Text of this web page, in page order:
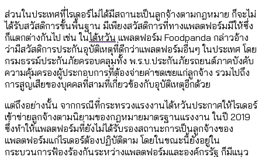
ส่วนในประเทศที่ไรเดอร์ไม่ได้มีสถานะเป็นลูกจ้างตามกฎหมาย ก็จะไม่
ได้รับสวัสดิการขั้นพื้นฐาน มีเพียงสวัสดิการที่ทางแพลตฟอร์มมีให้ซึ่ง
ก็แตกต่างกันไป เช่น ในไต้หวัน แพลตฟอร์ม Foodpanda กล่าวอ้าง
ว่ามีสวัสดิการประกันอุบัติเหตุที่ดีกว่าแพลตฟอร์มอื่นๆ ในประเทศ โดย
กรมธรรม์ประกันภัยครอบคลุมทั้ง พ.ร.บ.ประกันภัยรถยนต์ภาคบังคับ
ความคุ้มครองผู้ประกอบการที่ต้องจ่ายค่าชดเชยแก่ลูกจ้าง รวมไปถึง
การสูญเสียของบุคคลที่สามที่เกี่ยวข้องกับอุบัติเหตุอีกด้วย
แต่ถึงอย่างนั้น จากกรณีที่กระทรวงแรงงานไต้หวันประกาศให้ไรเดอร์
เข้าข่ายลูกจ้างตามนิยามของกฎหมายมาตรฐานแรงงาน ในปี 2019
ซึ่งทำให้แพลตฟอร์มที่ยังไม่ได้รับรองสถานะการเป็นลูกจ้างของ
แพลตฟอร์มแก่ไรเดอร์ต้องปฏิบัติตาม โดยในขณะนี้ยังอยู่ใน
กระบวนการฟ้องร้องกันระหว่างแพลตฟอร์มและองค์กรรัฐ ก็มีแนว